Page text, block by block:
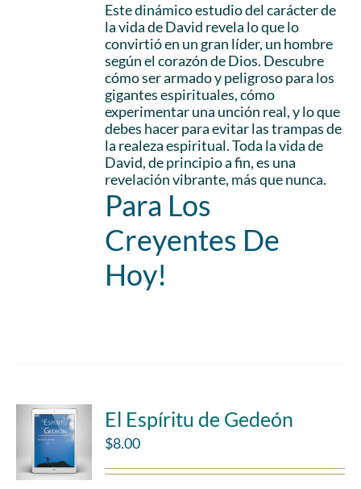
Este dinámico estudio del carácter de
la vida de David revela lo que lo
convirtió en un gran líder, un hombre
según el corazón de Dios. Descubre
cómo ser armado y peligroso para los
gigantes espirituales, cómo
experimentar una unción real, y lo que
debes hacer para evitar las trampas de
la realeza espiritual. Toda la vida de
David, de principio a fin, es una
revelación vibrante, más que nunca.
Para Los
Creyentes De
Hoy!
El Espíritu de Gedeón
$8.00